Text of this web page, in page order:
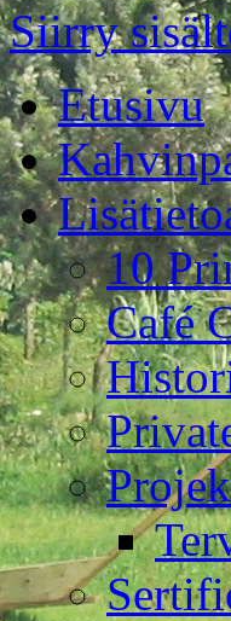
Siirry
Etusivu
10
Café